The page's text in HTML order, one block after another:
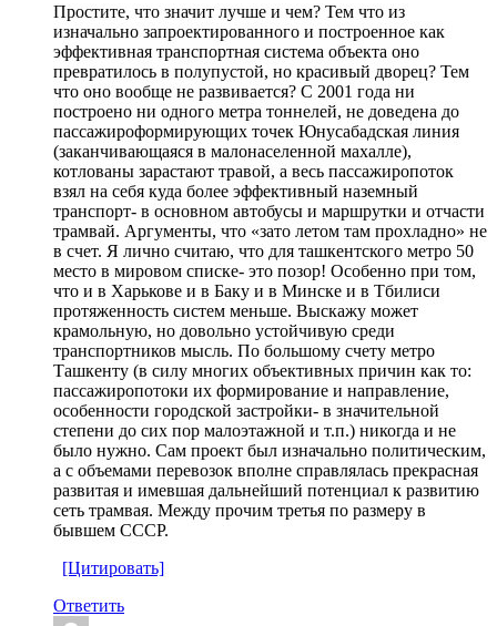
Простите, что значит лучше и чем? Тем что из
изначально запроектированного и построенное как
эффективная транспортная система объекта оно
превратилось в полупустой, но красивый дворец? Тем
что оно вообще не развивается? С 2001 года ни
построено ни одного метра тоннелей, не доведена до
пассажироформирующих точек Юнусабадская линия
(заканчивающаяся в малонаселенной махалле),
котлованы зарастают травой, а весь пассажиропоток
взял на себя куда более эффективный наземный
транспорт- в основном автобусы и маршрутки и отчасти
трамвай. Аргументы, что «зато летом там прохладно» не
в счет. Я лично считаю, что для ташкентского метро 50
место в мировом списке- это позор! Особенно при том,
что и в Харькове и в Баку и в Минске и в Тбилиси
протяженность систем меньше. Выскажу может
крамольную, но довольно устойчивую среди
транспортников мысль. По большому счету метро
Ташкенту (в силу многих объективных причин как то:
пассажиропотоки их формирование и направление,
особенности городской застройки- в значительной
степени до сих пор малоэтажной и т.п.) никогда и не
было нужно. Сам проект был изначально политическим,
а с объемами перевозок вполне справлялась прекрасная
развитая и имевшая дальнейший потенциал к развитию
сеть трамвая. Между прочим третья по размеру в
бывшем СССР.
[Цитировать]
Ответить